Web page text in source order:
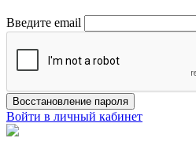
Введите email
Восстановление пароля
Войти в личный кабинет